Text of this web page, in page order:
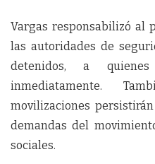
Vargas responsabilizó al
las autoridades de
detenidos, a
inmediatamente.
movilizaciones
demandas del
sociales.